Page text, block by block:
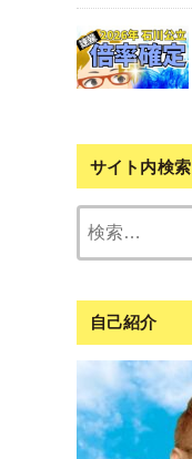
サイト内検索
自己紹介